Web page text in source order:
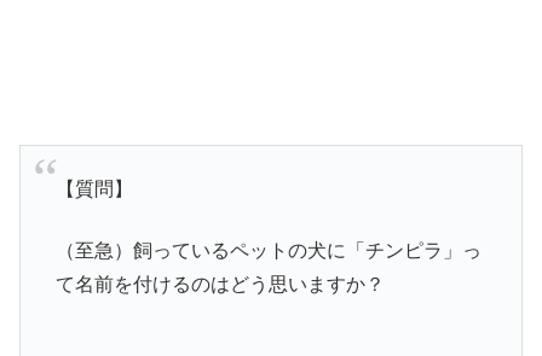
【質問】
（至急）飼っているペットの犬に「チンピラ」っ
て名前を付けるのはどう思いますか？